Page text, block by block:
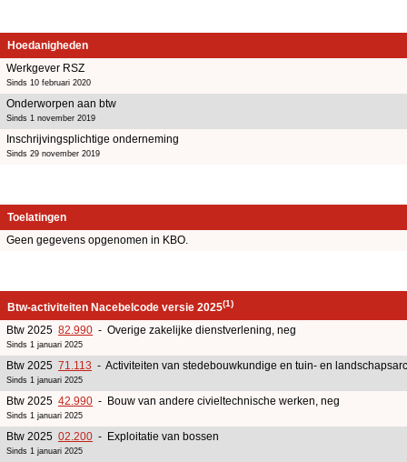
Hoedanigheden
Werkgever RSZ
Sinds 10 februari 2020
Onderworpen aan btw
Sinds 1 november 2019
Inschrijvingsplichtige onderneming
Sinds 29 november 2019
Toelatingen
Geen gegevens opgenomen in KBO.
Btw-activiteiten Nacebelcode versie 2025(1)
Btw 2025 82.990 - Overige zakelijke dienstverlening, neg
Sinds 1 januari 2025
Btw 2025 71.113 - Activiteiten van stedebouwkundige en tuin- en
Sinds 1 januari 2025
Btw 2025 42.990 - Bouw van andere civieltechnische werken, neg
Sinds 1 januari 2025
Btw 2025 02.200 - Exploitatie van bossen
Sinds 1 januari 2025